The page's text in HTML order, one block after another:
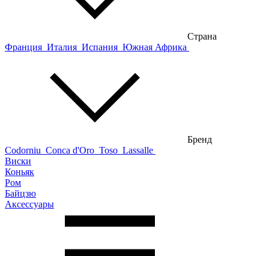
Страна
Франция Италия Испания Южная Африка
Бренд
Codorniu Conca d'Oro Toso Lassalle
Виски
Коньяк
Ром
Байцзю
Аксессуары